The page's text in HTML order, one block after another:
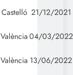
Castelló 21/12/2021
València04/03/2022
València 13/06/2022